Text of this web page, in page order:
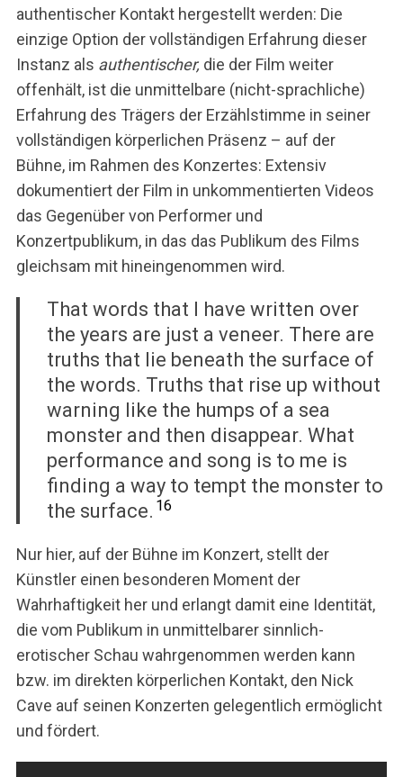
authentischer Kontakt hergestellt werden: Die
einzige Option der vollständigen Erfahrung dieser
Instanz als authentischer, die der Film weiter
offenhält, ist die unmittelbare (nicht-sprachliche)
Erfahrung des Trägers der Erzählstimme in seiner
vollständigen körperlichen Präsenz – auf der
Bühne, im Rahmen des Konzertes: Extensiv
dokumentiert der Film in unkommentierten Videos
das Gegenüber von Performer und
Konzertpublikum, in das das Publikum des Films
gleichsam mit hineingenommen wird.
That words that I have written over
the years are just a veneer. There are
truths that lie beneath the surface of
the words. Truths that rise up without
warning like the humps of a sea
monster and then disappear. What
performance and song is to me is
finding a way to tempt the monster to
the surface. 16
Nur hier, auf der Bühne im Konzert, stellt der
Künstler einen besonderen Moment der
Wahrhaftigkeit her und erlangt damit eine Identität,
die vom Publikum in unmittelbarer sinnlich-
erotischer Schau wahrgenommen werden kann
bzw. im direkten körperlichen Kontakt, den Nick
Cave auf seinen Konzerten gelegentlich ermöglicht
und fördert.